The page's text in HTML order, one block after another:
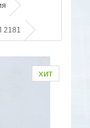
2181
хит